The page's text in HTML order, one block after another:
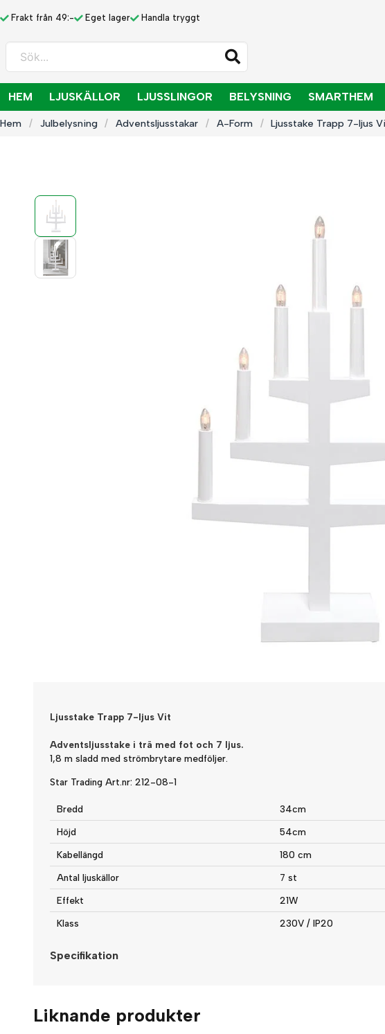
Frakt från 49:- Eget lager Handla tryggt
Sök...
HEM LJUSKÄLLOR LJUSSLINGOR BELYSNING SMARTHEM
Hem Julbelysning Adventsljusstakar A-Form Ljusstake Trapp 7-ljus
Ljusstake Trapp 7-ljus Vit
Adventsljusstake i trä med fot och 7 ljus.
1,8 m sladd med strömbrytare medföljer.
Star Trading Art.nr: 212-08-1
Bredd 34cm
Höjd 54cm
Kabellängd 180 cm
Antal ljuskällor 7 st
Effekt 21W
Klass 230V / IP20
Specifikation
Liknande produkter